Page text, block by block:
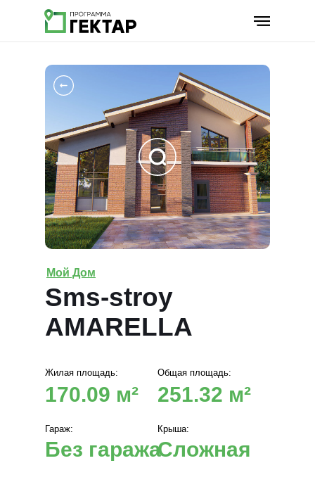
Sms-stroy
AMARELLA
170.09 м²
Мой Дом
Жилая площадь:
251.32 м²
Общая площадь:
Без гаража
Гараж:
Сложная
Крыша: